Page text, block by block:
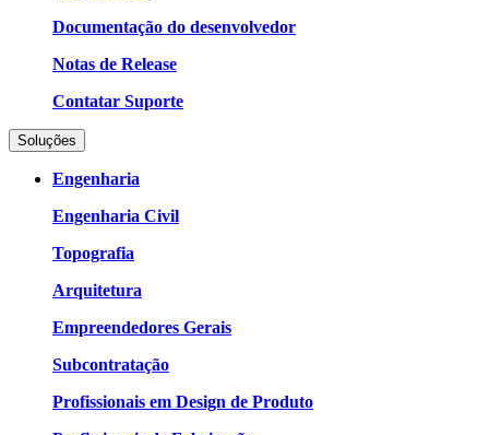
Documentação do desenvolvedor
Notas de Release
Contatar Suporte
Soluções
Engenharia
Engenharia Civil
Topografia
Arquitetura
Empreendedores Gerais
Subcontratação
Profissionais em Design de Produto